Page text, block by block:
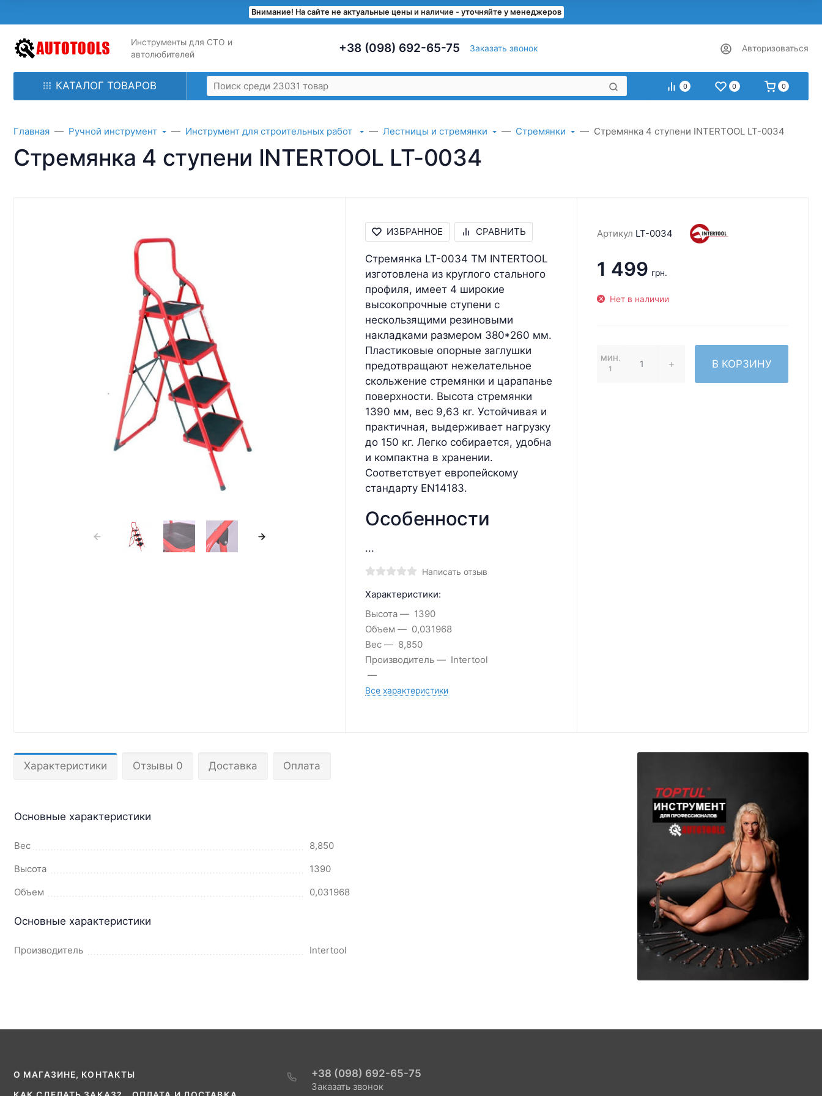
Внимание! На сайте не актуальные цены и наличие - уточняйте у менеджеров
Инструменты для СТО и
автолюбителей
+38 (098) 692-65-75 Заказать звонок Авторизоваться
КАТАЛОГ ТОВАРОВ 0 0 0
Главная Ручной инструмент Инструмент для строительных работ Лестницы и стремянки Стремянки Стремянка 4 ступени INTERTOOL LT-0034
Стремянка 4 ступени INTERTOOL LT-0034
ИЗБРАННОЕ СРАВНИТЬ
Стремянка LT-0034 ТМ INTERTOOL
изготовлена из круглого стального
профиля, имеет 4 широкие
высокопрочные ступени с
нескользящими резиновыми
накладками размером 380*260 мм.
Пластиковые опорные заглушки
предотвращают нежелательное
скольжение стремянки и царапанье
поверхности. Высота стремянки
1390 мм, вес 9,63 кг. Устойчивая и
практичная, выдерживает нагрузку
до 150 кг. Легко собирается, удобна
и компактна в хранении.
Соответствует европейскому
стандарту EN14183.
Особенности
...
Написать отзыв
Характеристики:
Высота
1390
Объем
0,031968
Вес
8,850
Производитель
Intertool
Все характеристики
Артикул LT-0034
1 499 грн.
Нет в наличии
МИН.
1
В КОРЗИНУ
Характеристики Отзывы 0 Доставка Оплата
Основные характеристики
Вес
8,850
Высота
1390
Объем
0,031968
Основные характеристики
Производитель Intertool
О МАГАЗИНЕ, КОНТАКТЫ +38 (098) 692-65-75
Заказать звонок